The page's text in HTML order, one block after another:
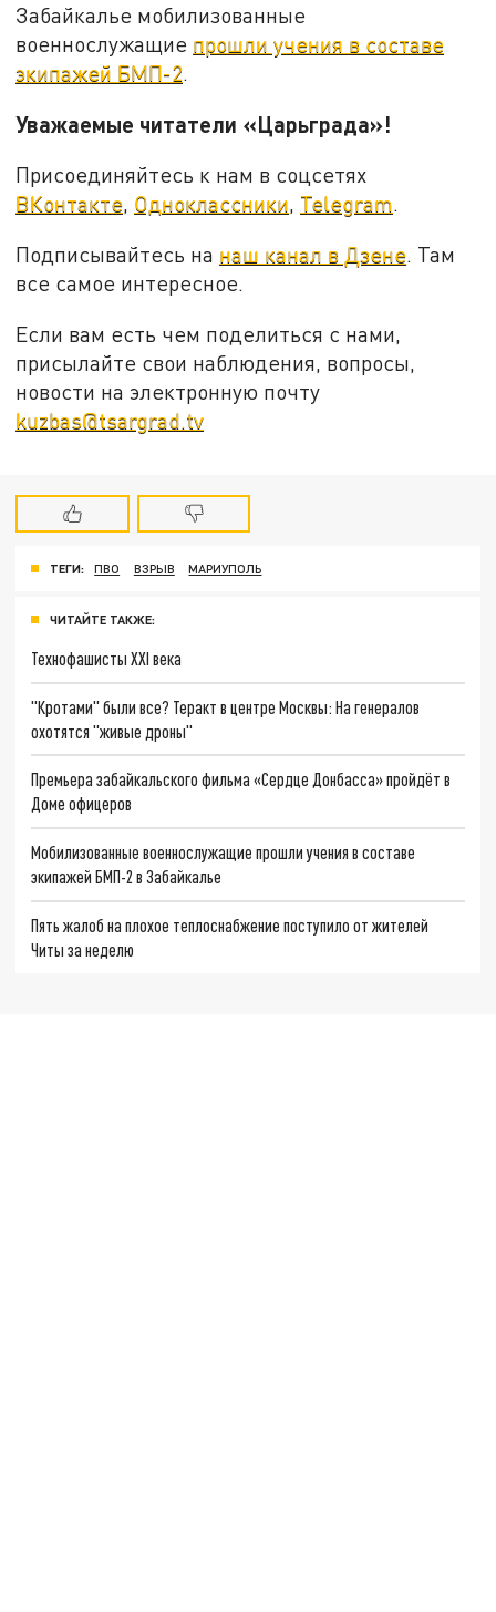
Забайкалье мобилизованные
военнослужащие прошли учения в составе
экипажей БМП-2.
Уважаемые читатели «Царьграда»!
Присоединяйтесь к нам в соцсетях
ВКонтакте, Одноклассники, Telegram.
Подписывайтесь на наш канал в Дзене. Там
все самое интересное.
Если вам есть чем поделиться с нами,
присылайте свои наблюдения, вопросы,
новости на электронную почту
kuzbas@tsargrad.tv
ТЕГИ: ПВО ВЗРЫВ МАРИУПОЛЬ
ЧИТАЙТЕ ТАКЖЕ:
Технофашисты XXI века
"Кротами" были все? Теракт в центре Москвы: На генералов
охотятся "живые дроны"
Премьера забайкальского фильма «Сердце Донбасса» пройдёт в
Доме офицеров
Мобилизованные военнослужащие прошли учения в составе
экипажей БМП-2 в Забайкалье
Пять жалоб на плохое теплоснабжение поступило от жителей
Читы за неделю